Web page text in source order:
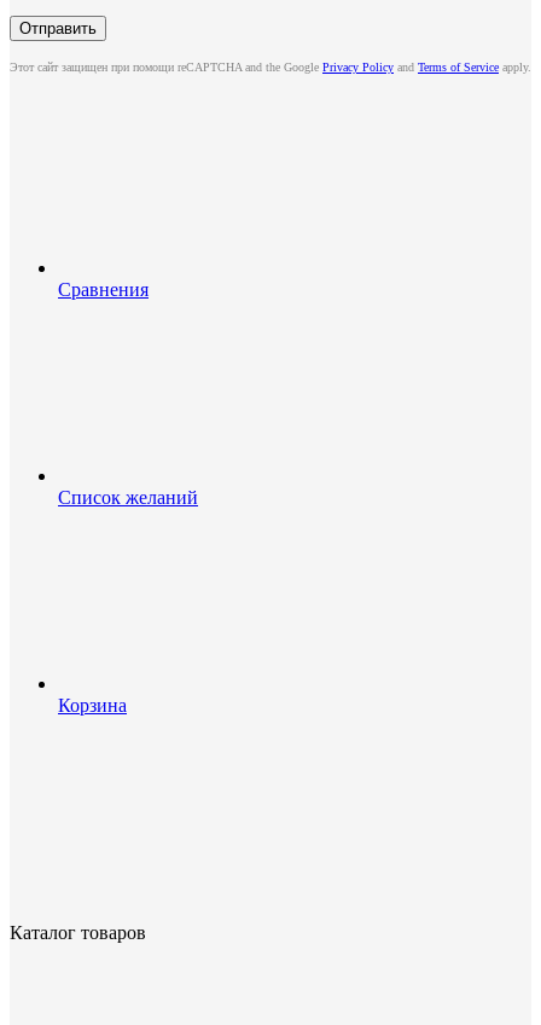
Этот сайт защищен при помощи reCAPTCHA and the Google Privacy Policy and Terms of Service apply.
Сравнения
Список желаний
Корзина
Каталог товаров